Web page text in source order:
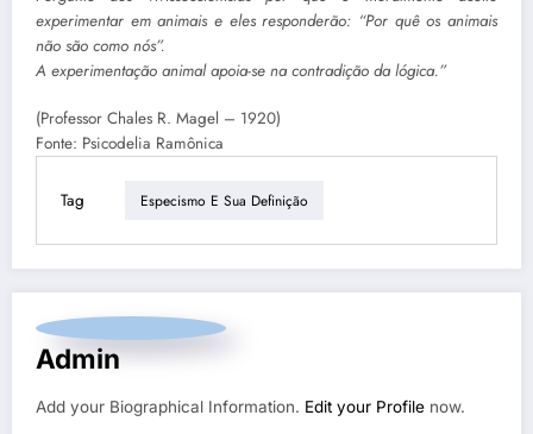
experimentar em animais e eles responderão: “Por quê os animais
não são como nós”.
A experimentação animal apoia-se na contradição da lógica.”
(Professor Chales R. Magel – 1920)
Fonte: Psicodelia Ramônica
Tag Especismo E Sua Definição
Admin
Add your Biographical Information. Edit your Profile now.